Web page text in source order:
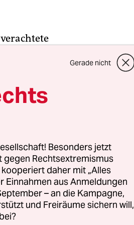
dem
einen
des
Gerade nicht
Besonders jetzt
gegen Rechtsextremismus
daher mit „Alles
Einnahmen aus Anmeldungen
– an die Kampagne,
und Freiräume sichern will,